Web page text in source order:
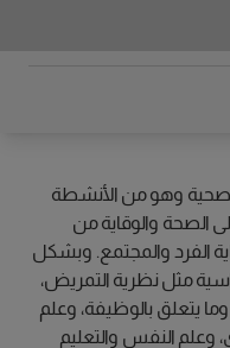
الصحية وهو من الأنشطة
الصحة والوقاية من
الفرد والمجتمع. وبشكل
مثل نظرية التمريض،
يتعلق بالوظيفة، وعلم
وعلم النفس والتعليم